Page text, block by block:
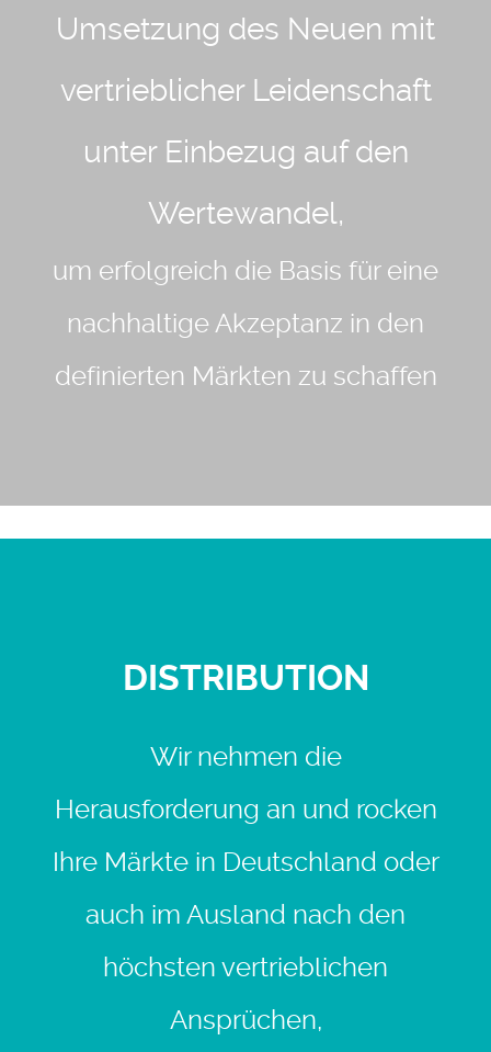
Umsetzung des Neuen mit
vertrieblicher Leidenschaft
unter Einbezug auf den
Wertewandel,
um erfolgreich die Basis für eine
nachhaltige Akzeptanz in den
definierten Märkten zu schaffen
DISTRIBUTION
Wir nehmen die
Herausforderung an und rocken
Ihre Märkte in Deutschland oder
auch im Ausland nach den
höchsten vertrieblichen
Ansprüchen,